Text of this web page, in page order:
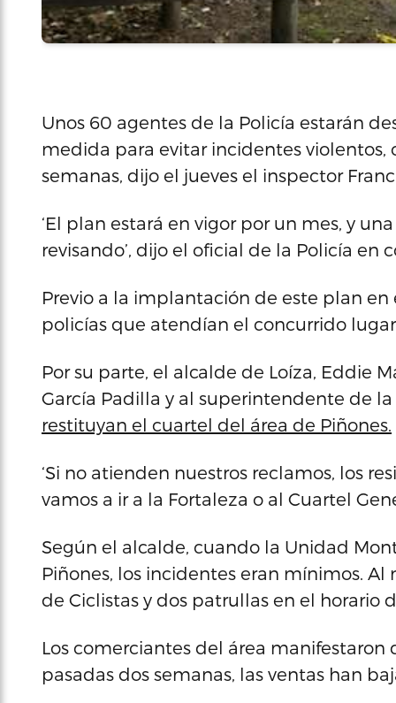
Unos 60 agentes de la Policía estarán
medida para evitar incidentes violentos,
semanas, dijo el jueves el inspector
‘El plan estará en vigor por un mes, y
revisando’, dijo el oficial de la Policía en
Previo a la implantación de este plan
policías que atendían el concurrido
Por su parte, el alcalde de Loíza, Eddie
García Padilla y al superintendente de
restituyan el cuartel del área de Piñones.
‘Si no atienden nuestros reclamos, los
vamos a ir a la Fortaleza o al Cuartel
Según el alcalde, cuando la Unidad
Piñones, los incidentes eran mínimos.
de Ciclistas y dos patrullas en el horario
Los comerciantes del área
pasadas dos semanas, las ventas han